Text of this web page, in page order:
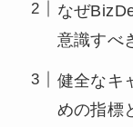
なぜ
意識すべ
健全なキ
めの指標